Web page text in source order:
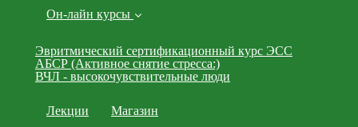
Он-лайн курсы
Эвритмический сертификационный курс ЭСС
АБСР (Активное снятие стресса:)
ВЧЛ - высокочувствительные люди
Лекции Магазин